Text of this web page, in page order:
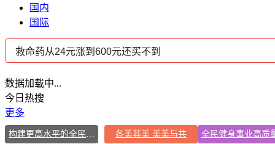
国内
国际
数据加载中...
今日热搜
更多
构建更高水平的全民健身公共服务体系 各美其美 美美与共